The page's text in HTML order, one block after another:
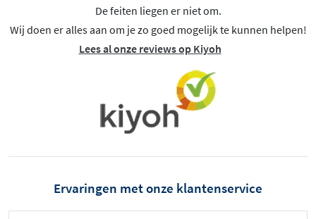
De feiten liegen er niet om.
Wij doen er alles aan om je zo goed mogelijk te kunnen helpen!
Lees al onze reviews op Kiyoh
Ervaringen met onze klantenservice